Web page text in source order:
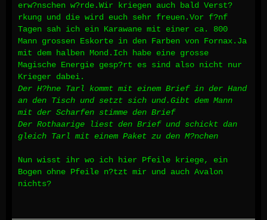
erw?nschen w?rde.Wir kriegen auch bald Verst?
rkung und die wird euch sehr freuen.Vor f?nf
Tagen sah ich ein Karawane mit einer ca. 800
Mann grossen Eskorte in den Farben von Fornax.Ja
mit dem halben Mond.Ich habe eine grosse
Magische Energie gesp?rt es sind also nicht nur
Krieger dabei.
Der H?hne Tarl kommt mit einem Brief in der Hand
an den Tisch und setzt sich und.Gibt dem Mann
mit der Scharfen stimme den Brief
Der Rothaarige liest den Brief und schickt dan
gleich Tarl mit einem Paket zu den M?nchen
Nun wisst ihr wo ich hier Pfeile kriege, ein
Bogen ohne Pfeile n?tzt mir und auch Avalon
nichts?